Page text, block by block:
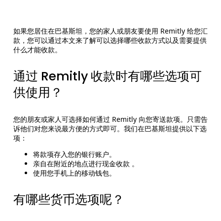
如果您居住在巴基斯坦，您的家人或朋友要使用 Remitly 给您汇
款，您可以通过本文来了解可以选择哪些收款方式以及需要提供
什么才能收款。
通过 Remitly 收款时有哪些选项可
供使用？
您的朋友或家人可选择如何通过 Remitly 向您寄送款项。只需告
诉他们对您来说最方便的方式即可。我们在巴基斯坦提供以下选
项：
将款项存入您的银行账户。
亲自在附近的地点进行现金收款 。
使用您手机上的移动钱包。
有哪些货币选项呢？